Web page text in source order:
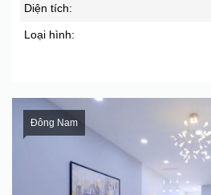
Diện tích:
Loại hình:
Đông Nam